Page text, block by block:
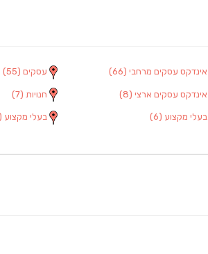
אינדקס עסקים מרחבי (66) עסקים (55)
אינדקס עסקים ארצי (8) חנויות (7)
בעלי מקצוע (6) בעלי מקצוע